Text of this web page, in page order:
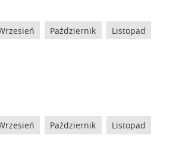
Październik Listopad
Październik Listopad